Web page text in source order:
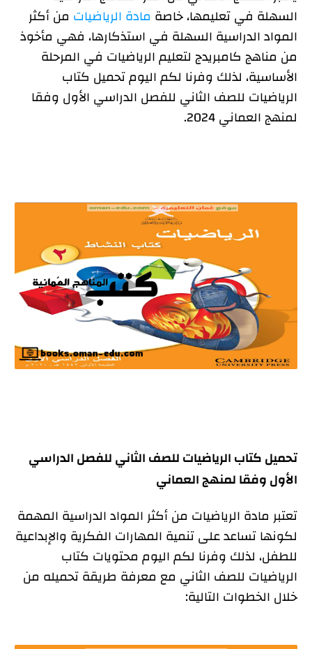
محتويات كتب الرياضيات للصف الثاني للفصل الدراسي
الأول PDF عُمان
روابط تحميل كتاب الرياضيات للصف الثاني للفصل
الدراسي الأول وفقا لمنهج العماني 2024
السهلة في تعليمها، خاصة مادة الرياضيات من أكثر
المواد الدراسية السهلة في استذكارها، فهي مأخوذ
من مناهج كامبريدج لتعليم الرياضيات في المرحلة
الأساسية، لذلك وفرنا لكم اليوم تحميل كتاب
الرياضيات للصف الثاني للفصل الدراسي الأول وفقا
لمنهج العماني 2024.
تحميل كتاب الرياضيات للصف الثاني للفصل الدراسي
الأول وفقا لمنهج العماني
تعتبر مادة الرياضيات من أكثر المواد الدراسية المهمة
لكونها تساعد على تنمية المهارات الفكرية والإبداعية
للطفل، لذلك وفرنا لكم اليوم محتويات كتاب
الرياضيات للصف الثاني مع معرفة طريقة تحميله من
خلال الخطوات التالية: